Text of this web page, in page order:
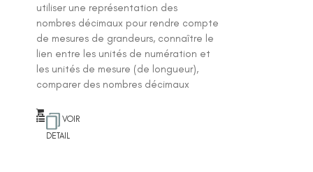
utiliser une représentation des
nombres décimaux pour rendre compte
de mesures de grandeurs, connaître le
lien entre les unités de numération et
les unités de mesure (de longueur),
comparer des nombres décimaux
VOIR
DETAIL